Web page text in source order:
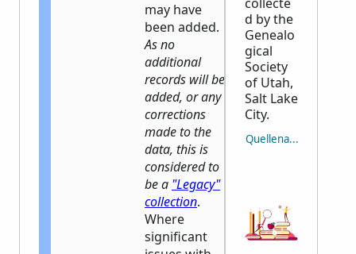
may have
been added.
As no
additional
records will be
added, or any
corrections
made to the
data, this is
considered to
be a "Legacy"
collection.
Where
significant
d by the
Genealo
gical
Society
of Utah,
Salt Lake
City.
Quellenangabe